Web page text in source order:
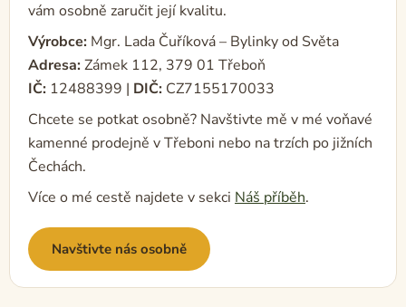
vám osobně zaručit její kvalitu.
Výrobce: Mgr. Lada Čuříková – Bylinky od Světa
Adresa: Zámek 112, 379 01 Třeboň
IČ: 12488399 | DIČ: CZ7155170033
Chcete se potkat osobně? Navštivte mě v mé voňavé
kamenné prodejně v Třeboni nebo na trzích po jižních
Čechách.
Více o mé cestě najdete v sekci Náš příběh.
Navštivte nás osobně